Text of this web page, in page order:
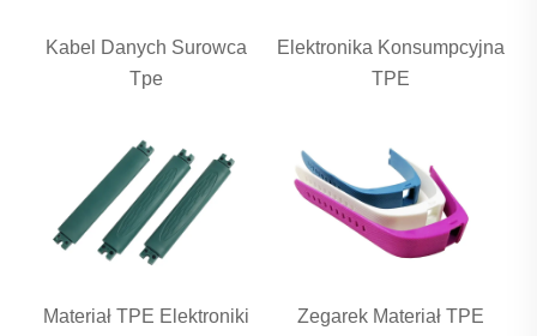
Kabel Danych Surowca
Tpe
Elektronika Konsumpcyjna
TPE
Materiał TPE Elektroniki
Zegarek Materiał TPE